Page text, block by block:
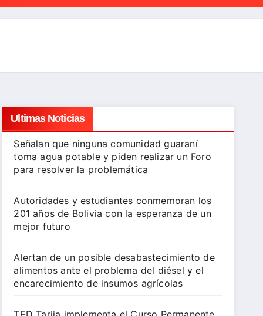
Ultimas Noticias
Señalan que ninguna comunidad guaraní
toma agua potable y piden realizar un Foro
para resolver la problemática
Autoridades y estudiantes conmemoran los
201 años de Bolivia con la esperanza de un
mejor futuro
Alertan de un posible desabastecimiento de
alimentos ante el problema del diésel y el
encarecimiento de insumos agrícolas